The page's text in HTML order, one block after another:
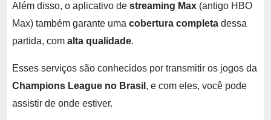
Além disso, o aplicativo de streaming Max (antigo HBO
Max) também garante uma cobertura completa dessa
partida, com alta qualidade.
Esses serviços são conhecidos por transmitir os jogos da
Champions League no Brasil , e com eles, você pode
assistir de onde estiver.